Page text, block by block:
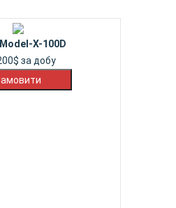
X-100D
$ за добу